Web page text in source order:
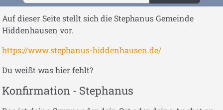
Auf dieser Seite stellt sich die Stephanus Gemeinde
Hiddenhausen vor.
https://www.stephanus-hiddenhausen.de/
Du weißt was hier fehlt?
Konfirmation - Stephanus